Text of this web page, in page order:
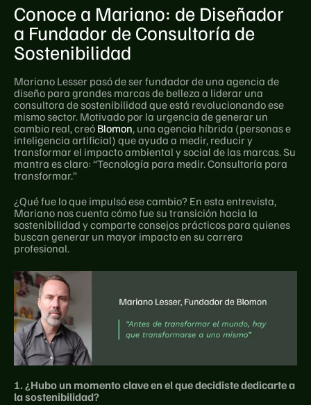
Conoce a Mariano: de Diseñador
a Fundador de Consultoría de
Sostenibilidad
Mariano Lesser pasó de ser fundador de una agencia de
diseño para grandes marcas de belleza a liderar una
consultora de sostenibilidad que está revolucionando ese
mismo sector. Motivado por la urgencia de generar un
cambio real, creó Blomon, una agencia híbrida (personas e
inteligencia artificial) que ayuda a medir, reducir y
transformar el impacto ambiental y social de las marcas. Su
mantra es claro: “Tecnología para medir. Consultoría para
transformar.”
¿Qué fue lo que impulsó ese cambio? En esta entrevista,
Mariano nos cuenta cómo fue su transición hacia la
sostenibilidad y comparte consejos prácticos para quienes
buscan generar un mayor impacto en su carrera
profesional.
1. ¿Hubo un momento clave en el que decidiste dedicarte a
la sostenibilidad?